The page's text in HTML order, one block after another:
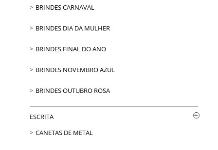
BRINDES CARNAVAL
BRINDES DIA DA MULHER
BRINDES FINAL DO ANO
BRINDES NOVEMBRO AZUL
BRINDES OUTUBRO ROSA
ESCRITA
CANETAS DE METAL